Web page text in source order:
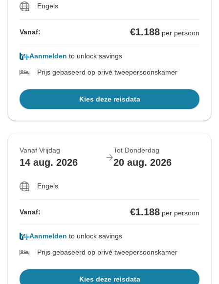
Engels
Vanaf: €1.188 per persoon
Aanmelden to unlock savings
Prijs gebaseerd op privé tweepersoonskamer
Kies deze reisdata
Vanaf Vrijdag
14 aug. 2026
Tot Donderdag
20 aug. 2026
Engels
Vanaf: €1.188 per persoon
Aanmelden to unlock savings
Prijs gebaseerd op privé tweepersoonskamer
Kies deze reisdata